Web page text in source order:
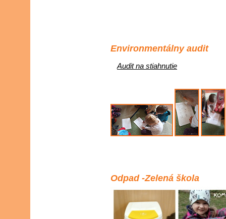
Environmentálny audit
Audit na stiahnutie
Odpad -Zelená škola